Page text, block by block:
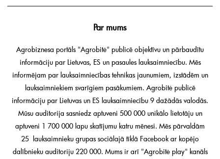
Par mums
Agrobiznesa portāls "Agrobitė" publicē objektīvu un pārbaudītu
informāciju par Lietuvas, ES un pasaules lauksaimniecību. Mēs
informējam par lauksaimniecības tehnikas jaunumiem, izstādēm un
lauksaimniekiem svarīgiem pasākumiem. Agrobitė publicē
informāciju par Lietuvas un ES lauksaimniecību 9 dažādās valodās.
Mūsu auditorija sasniedz aptuveni 500 000 unikālo lietotāju un
aptuveni 1 700 000 lapu skatījumu katru mēnesi. Mēs pārvaldām
25 lauksaimnieku grupas sociālajā tīklā Facebook ar kopējo
dalībnieku auditoriju 220 000. Mums ir arī "Agrobitė play" kanāls